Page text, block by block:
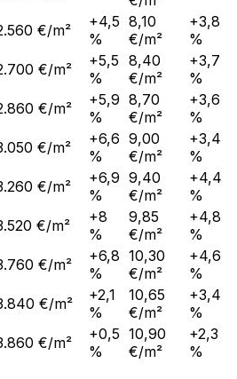
€/m²
+4,5
%
8,10
€/m²
+3,8
%
€/m²
+5,5
%
8,40
€/m²
+3,7
%
€/m²
+5,9
%
8,70
€/m²
+3,6
%
€/m²
+6,6
%
9,00
€/m²
+3,4
%
€/m²
+6,9
%
9,40
€/m²
+4,4
%
€/m²
+8
%
9,85
€/m²
+4,8
%
€/m²
+6,8
%
10,30
€/m²
+4,6
%
€/m²
+2,1
%
10,65
€/m²
+3,4
%
€/m²
+0,5
%
10,90
€/m²
+2,3
%